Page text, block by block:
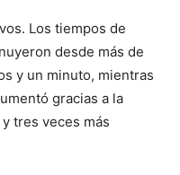
Los tiempos de
desde más de
y un minuto, mientras
gracias a la
tres veces más